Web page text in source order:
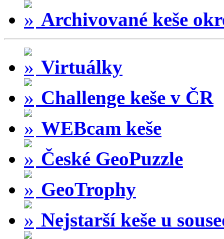
Archivované keše
Virtuálky
Challenge keše v ČR
WEBcam keše
České GeoPuzzle
GeoTrophy
Nejstarší keše u